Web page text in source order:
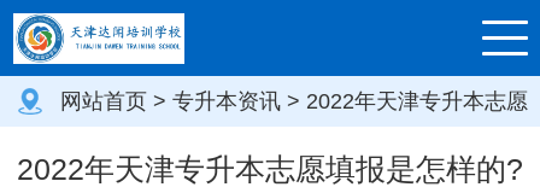
网站首页 > 专升本资讯 > 2022年天津专升本志愿
填报是怎样的?
2022年天津专升本志愿填报是怎样的?